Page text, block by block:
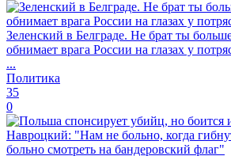
Зеленский в Белграде. Не брат ты
обнимает врага России на глазах у
...
Политика
35
0